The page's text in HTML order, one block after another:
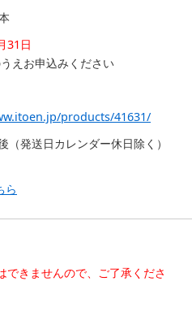
31日
えお申込みください
products/41631/
（発送日カレンダー休日除く）
ら
きませんので、ご了承くださ